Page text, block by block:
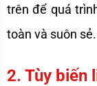
trên để quá
toàn và suôn sẻ.
2. Tùy biến